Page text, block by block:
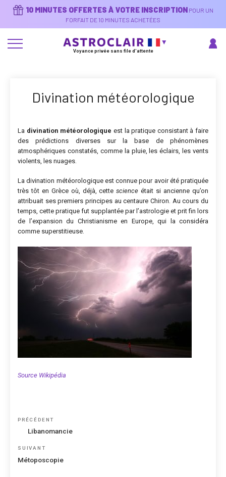
10 MINUTES OFFERTES À VOTRE INSCRIPTION POUR UN
FORFAIT DE 10 MINUTES ACHETÉES
Voyance privée sans file d'attente
Divination météorologique
La divination météorologique est la pratique consistant à faire
des prédictions diverses sur la base de phénomènes
atmosphériques constatés, comme la pluie, les éclairs,
les vents
violents, les nuages
La divination météorologique est connue pour avoir été pratiquée
très tôt en Grèce où, déjà, cettescience était si ancienne qu’on
attribuait ses premiers principes au centaure Chiron. Au cours du
temps, cette pratique fut supplantée par l’astrologie et prit fin lors
de l’expansion du Christianisme en Europe, qui la considéra
comme superstitieuse.
Source Wikipédia
Navigation
Article
précédent
PRÉCÉDENT
Libanomancie
Article
suivant
SUIVANT
Métoposcopie